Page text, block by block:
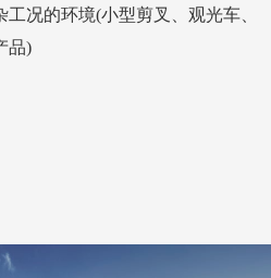
工况的环境(小型剪叉、观光车、
品)